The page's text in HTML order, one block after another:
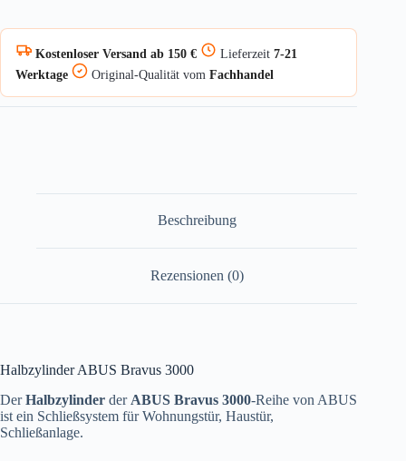
Kostenloser Versand ab 150 € Lieferzeit 7-21
Werktage
Original-Qualität vom Fachhandel
Beschreibung
Rezensionen (0)
Halbzylinder ABUS Bravus 3000
DerHalbzylinder der ABUS Bravus 3000-Reihe von ABUS
ist ein Schließsystem für Wohnungstür, Haustür,
Schließanlage.